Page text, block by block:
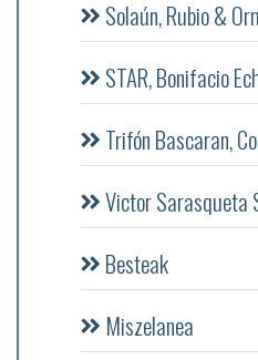
Solaún, Rubio &
STAR, Bonifacio
Trifón Bascaran,
Victor Sarasqueta
Besteak
Miszelanea